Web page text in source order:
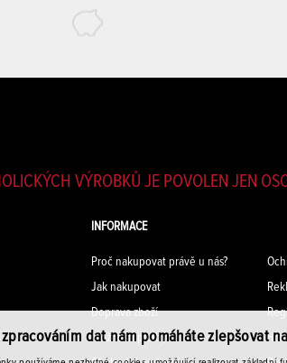
VÝROBKŮ JE POVOLEN JEN
INFORMACE
Proč nakupovat právě u nás?
Jak nakupovat
Doprava zboží
Možnosti platby
dat nám pomáháte zlepšovat